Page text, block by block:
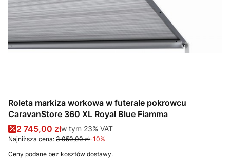
Roleta markiza workowa w futerale pokrowcu
CaravanStore 360 XL Royal Blue Fiamma
Cena promocyjna brutto
2 745,00 złw tym %s VAT
w tym 23% VAT
Najniższa cena: 3 050,00 zł-10%
Ceny podane bez kosztów dostawy.